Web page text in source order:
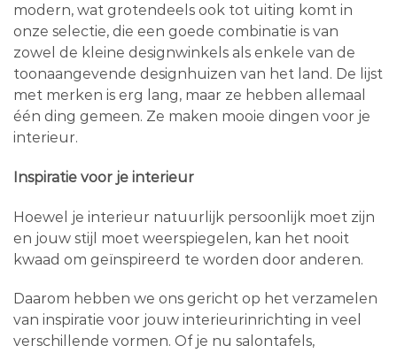
modern, wat grotendeels ook tot uiting komt in
onze selectie, die een goede combinatie is van
zowel de kleine designwinkels als enkele van de
toonaangevende designhuizen van het land. De lijst
met merken is erg lang, maar ze hebben allemaal
één ding gemeen. Ze maken mooie dingen voor je
interieur.
Inspiratie voor je interieur
Hoewel je interieur natuurlijk persoonlijk moet zijn
en jouw stijl moet weerspiegelen, kan het nooit
kwaad om geïnspireerd te worden door anderen.
Daarom hebben we ons gericht op het verzamelen
van inspiratie voor jouw interieurinrichting in veel
verschillende vormen. Of je nu salontafels,